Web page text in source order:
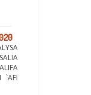
`AFI